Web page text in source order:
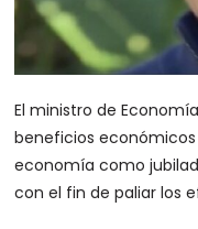
El ministro de
beneficios
economía como
con el fin de paliar los